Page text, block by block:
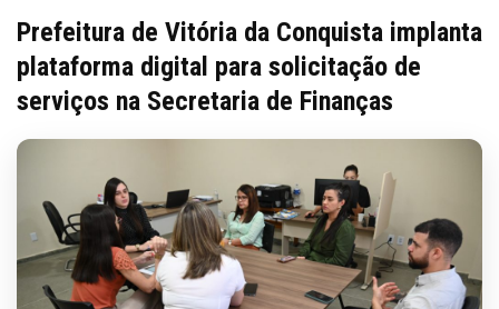
Prefeitura de Vitória da Conquista implanta
plataforma digital para solicitação de
serviços na Secretaria de Finanças